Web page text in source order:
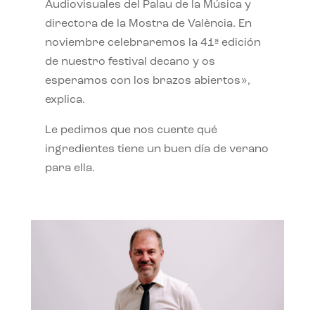
Audiovisuales del Palau de la Música y
directora de la Mostra de València. En
noviembre celebraremos la 41ª edición
de nuestro festival decano y os
esperamos con los brazos abiertos»,
explica.
Le pedimos que nos cuente qué
ingredientes tiene un buen día de verano
para ella.